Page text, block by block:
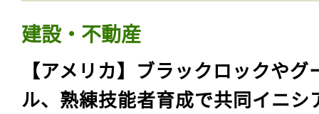
建設・不動産
【アメリカ】ブラックロックやグ
ル、熟練技能者育成で共同イニシ